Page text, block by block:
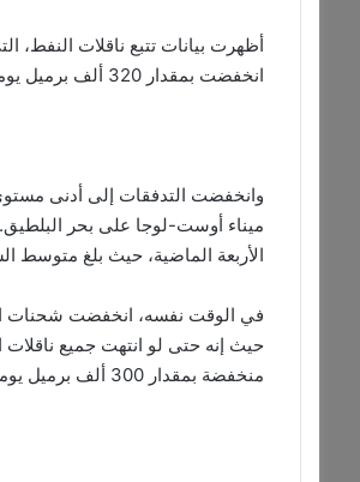
أظهرت بيانات تتبع ناقلات النفط،
انخفضت بمقدار 320 ألف برميل يوميًا خلال الأسبوع المنتهي في 24 أغسطس/آب الحالي.
ميناء أوست-لوجا على بحر
الأربعة الماضية، حيث بلغ متوسط الشحنات المنقولة بحرًا 3.06
حيث إنه حتى لو انتهت جميع
منخفضة بمقدار 300 ألف برميل يوميًا، أو بنسبة 17%، منذ أواخر يونيو/حزيران الماضي، وفقًا لبيانات “بلومبرغ”.